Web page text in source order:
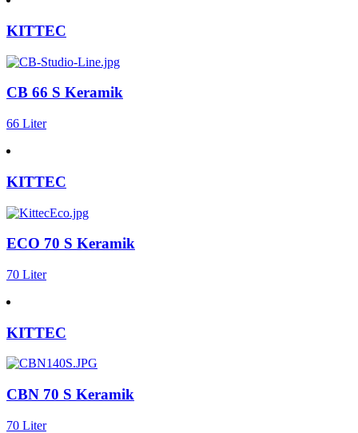
KITTEC
CB 66 S Keramik
66 Liter
KITTEC
ECO 70 S Keramik
70 Liter
KITTEC
CBN 70 S Keramik
70 Liter